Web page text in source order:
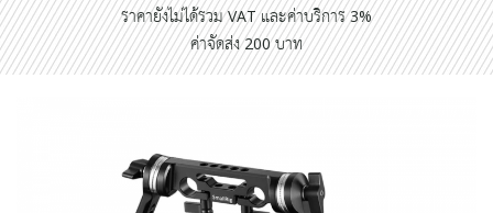
ราคายังไม่ได้รวม VAT และค่าบริการ 3%
ค่าจัดส่ง 200 บาท